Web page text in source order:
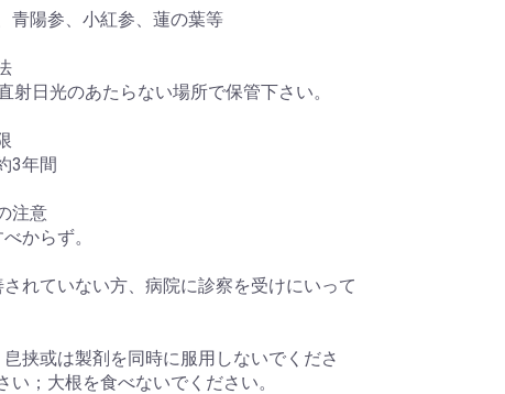
青陽参、小紅参、蓮の葉等
日光のあたらない場所で保管下さい。
3年間
注意
からず。
れていない方、病院に診察を受けにいって
挟或は製剤を同時に服用しないでくださ
；大根を食べないでください。